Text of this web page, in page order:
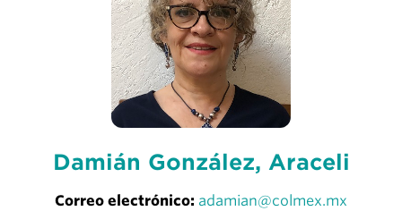
Damián González, Araceli
Correo electrónico: adamian@colmex.mx